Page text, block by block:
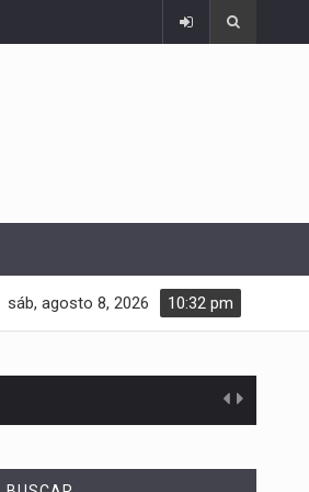
10:32 pm
sáb, agosto 8, 2026